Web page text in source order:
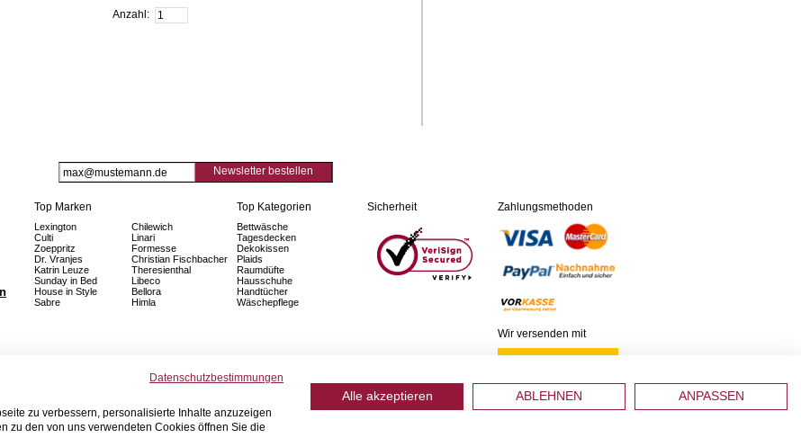
Anzahl:
Newsletter bestellen
Top Marken
Lexington
Chilewich
Culti
Linari
Zoeppritz
Formesse
Dr. Vranjes
Christian Fischbacher
Katrin Leuze
Theresienthal
Sunday in Bed
Libeco
House in Style
Bellora
Sabre
Himla
Top Kategorien
Bettwäsche
Tagesdecken
Dekokissen
Plaids
Raumdüfte
Hausschuhe
Handtücher
Wäschepflege
Sicherheit Zahlungsmethoden
Wir versenden mit
Datenschutzbestimmungen
zu verbessern, personalisierte Inhalte anzuzeigen
zu den von uns verwendeten Cookies öffnen Sie die
Alle akzeptieren ABLEHNEN ANPASSEN